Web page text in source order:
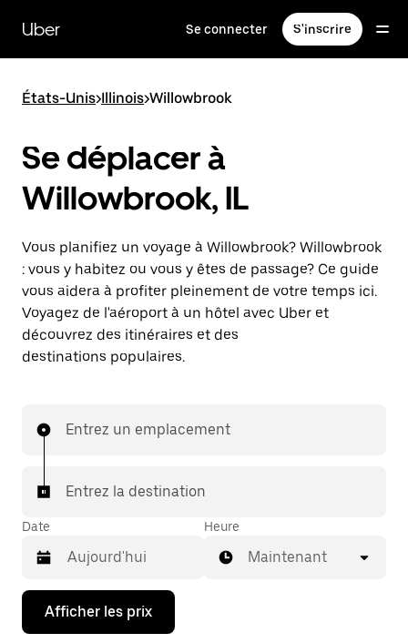
contenu
principal
Uber Se connecter S'inscrire
États-Unis>Illinois>Willowbrook
Se déplacer à
Willowbrook, IL
Vous planifiez un voyage à Willowbrook? Willowbrook
: vous y habitez ou vous y êtes de passage? Ce guide
vous aidera à profiter pleinement de votre temps ici.
Voyagez de l'aéroport à un hôtel avec Uber et
découvrez des itinéraires et des
destinations populaires.
Entrez un emplacement
Entrez la destination
Date
Appuyez
la
Heure
Maintenant
Afficher les prix